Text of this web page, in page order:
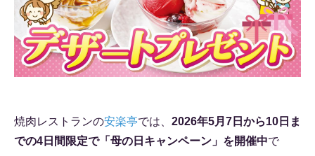
焼肉レストランの安楽亭では、 2026年5月7日から10日ま
での4日間限定で「母の日キャンペーン」を開催中で